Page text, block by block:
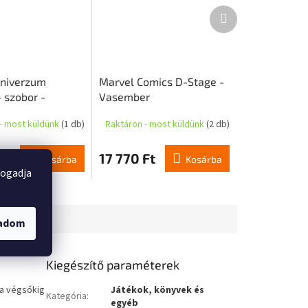
szobor -
most küldünk(1 db)
Kosárba
Marvel Comics D-Stage -
Vasember
Raktáron - most küldünk(2 db)
17 770 Ft Kosárba
Következő
termék
végsőkig
Kiegészítő paraméterek
Kategória:
Játékok, könyvek és
egyéb